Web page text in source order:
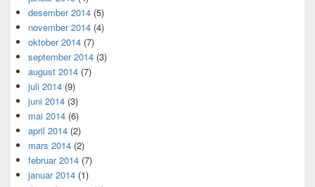
desember 2014 (5)
november 2014 (4)
oktober 2014 (7)
september 2014 (3)
august 2014 (7)
juli 2014 (9)
juni 2014 (3)
mai 2014 (6)
april 2014 (2)
mars 2014 (2)
februar 2014 (7)
januar 2014 (1)